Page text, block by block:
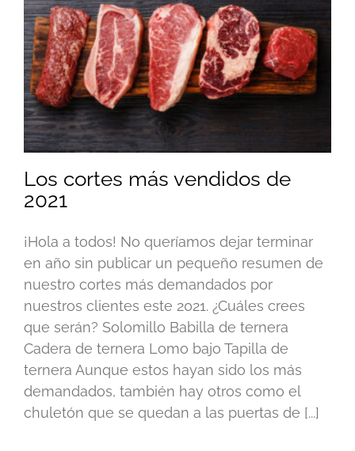
Los cortes más vendidos de
2021
¡Hola a todos! No queríamos dejar terminar
en año sin publicar un pequeño resumen de
nuestro cortes más demandados por
nuestros clientes este 2021. ¿Cuáles crees
que serán? Solomillo Babilla de ternera
Cadera de ternera Lomo bajo Tapilla de
ternera Aunque estos hayan sido los más
demandados, también hay otros como el
chuletón que se quedan a las puertas de [...]